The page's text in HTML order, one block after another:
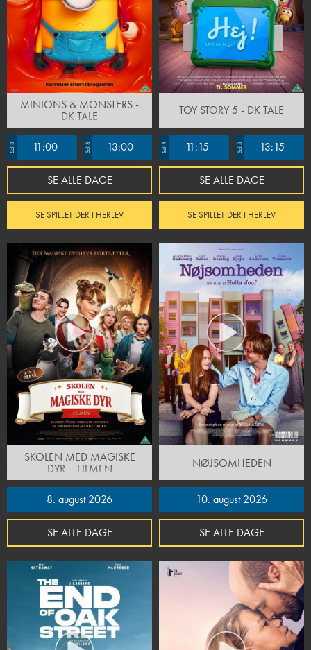
MINIONS & MONSTERS -
DK TALE
Sal 3 11:00 Sal 3 13:00
SE ALLE DAGE
SE SPILLETIDER I HERLEV
TOY STORY 5 - DK TALE
Sal 4 11:15 Sal 5 13:15
SE ALLE DAGE
SE SPILLETIDER I HERLEV
SKOLEN MED MAGISKE
DYR – FILMEN
8. august 2026
SE ALLE DAGE
NØJSOMHEDEN
10. august 2026
SE ALLE DAGE